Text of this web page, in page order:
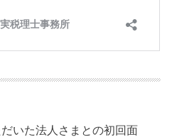
いた法人さまとの初回面